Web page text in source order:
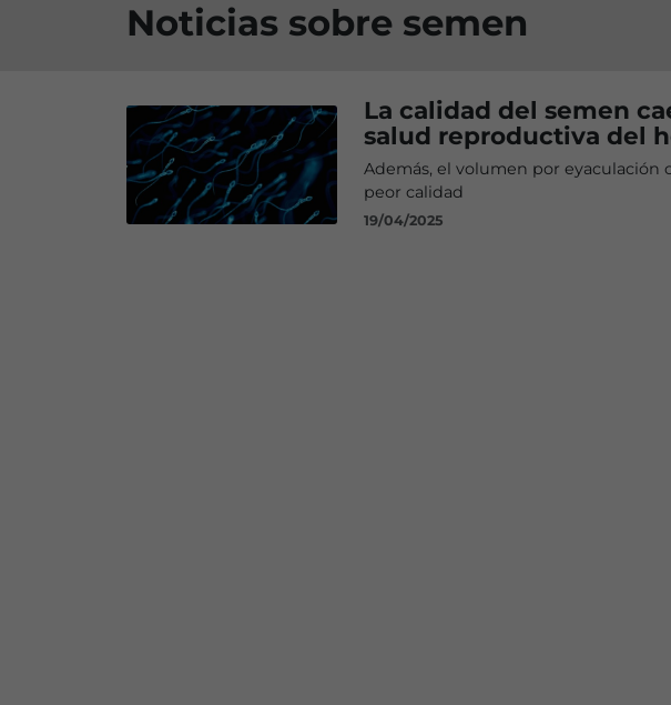
Noticias sobre semen
La calidad del semen
salud reproductiva del
Además, el volumen por eyaculación
peor calidad
19/04/2025